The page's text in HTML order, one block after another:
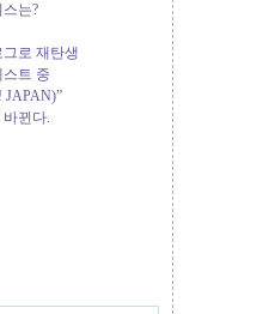
는?
로 재탄생
스트 중
JAPAN)”
바뀐다.